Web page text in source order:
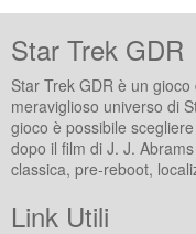
Star Trek GDR
Star Trek GDR è un
meraviglioso universo di
gioco è possibile
dopo il film di J. J.
classica, pre-reboot,
Link Utili